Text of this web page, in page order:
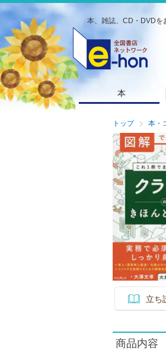
本、雑誌、CD・DVDを
本
トップ 本・
立ち
商品内容